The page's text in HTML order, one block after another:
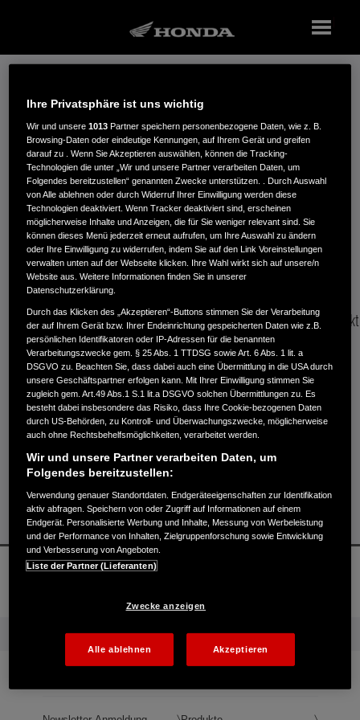
PROBEFAHRT
Erlebe Honda live.
Teste dein Traumbike bei einem Honda Händler in deiner Nähe!
Sollte deine Wunschmaschine nicht angezeigt werden,
empfehlen wir dir, direkt beim nächstgelegenen Händler
nachzufragen. Möglicherweise steht zu einem späteren Zeitpunkt
wieder ein Testfahrzeug bereit.
Modell*
ZURÜCK ZUM ANFANG
Mehr von Honda
Ihre Privatsphäre ist uns wichtig
Wir und unsere1013 Partner speichern personenbezogene Daten, wie z. B.
Browsing-Daten oder eindeutige Kennungen, auf Ihrem Gerät und greifen
darauf zu . Wenn Sie Akzeptieren auswählen, können die Tracking-
Technologien die unter „Wir und unsere Partner verarbeiten Daten, um
Folgendes bereitzustellen“ genannten Zwecke unterstützen. . Durch Auswahl
von Alle ablehnen oder durch Widerruf Ihrer Einwilligung werden diese
Technologien deaktiviert. Wenn Tracker deaktiviert sind, erscheinen
möglicherweise Inhalte und Anzeigen, die für Sie weniger relevant sind. Sie
können dieses Menü jederzeit erneut aufrufen, um Ihre Auswahl zu ändern
oder Ihre Einwilligung zu widerrufen, indem Sie auf den Link Voreinstellungen
verwalten unten auf der Webseite klicken. Ihre Wahl wirkt sich auf unsere/n
Website aus. Weitere Informationen finden Sie in unserer
Datenschutzerklärung.
Durch das Klicken des „Akzeptieren“-Buttons stimmen Sie der Verarbeitung
der auf Ihrem Gerät bzw. Ihrer Endeinrichtung gespeicherten Daten wie z.B.
persönlichen Identifikatoren oder IP-Adressen für die benannten
Verarbeitungszwecke gem. § 25 Abs. 1 TTDSG sowie Art. 6 Abs. 1 lit. a
DSGVO zu. Beachten Sie, dass dabei auch eine Übermittlung in die USA durch
unsere Geschäftspartner erfolgen kann. Mit Ihrer Einwilligung stimmen Sie
zugleich gem. Art.49 Abs.1 S.1 lit.a DSGVO solchen Übermittlungen zu. Es
besteht dabei insbesondere das Risiko, dass Ihre Cookie-bezogenen Daten
durch US-Behörden, zu Kontroll- und Überwachungszwecke, möglicherweise
auch ohne Rechtsbehelfsmöglichkeiten, verarbeitet werden.
Wir und unsere Partner verarbeiten Daten, um
Folgendes bereitzustellen:
Verwendung genauer Standortdaten. Endgeräteeigenschaften zur Identifikation
aktiv abfragen. Speichern von oder Zugriff auf Informationen auf einem
Endgerät. Personalisierte Werbung und Inhalte, Messung von Werbeleistung
und der Performance von Inhalten, Zielgruppenforschung sowie Entwicklung
und Verbesserung von Angeboten.
Liste der Partner (Lieferanten)
Zwecke anzeigen
Alle ablehnen Akzeptieren